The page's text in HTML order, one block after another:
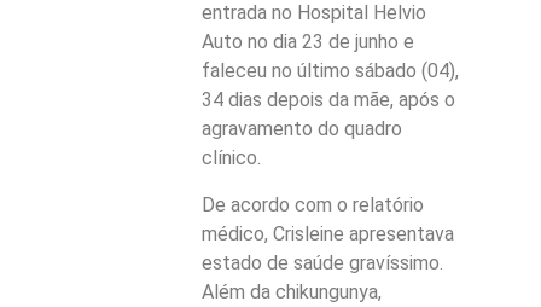
entrada no Hospital Helvio
Auto no dia 23 de junho e
faleceu no último sábado (04),
34 dias depois da mãe, após o
agravamento do quadro
clínico.
De acordo com o relatório
médico, Crisleine apresentava
estado de saúde gravíssimo.
Além da chikungunya,